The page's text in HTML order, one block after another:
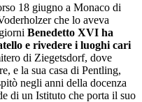
18 giugno a Monaco di
che lo aveva
Benedetto XVI ha
e rivedere i luoghi cari
di Ziegetsdorf, dove
e la sua casa di Pentling,
negli anni della docenza
di un Istituto che porta il suo